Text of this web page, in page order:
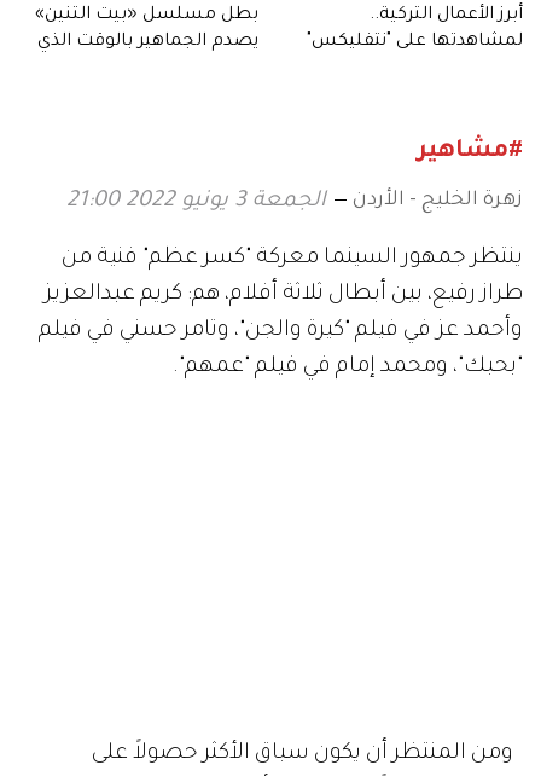
أبرز الأعمال التركية..
لمشاهدتها على "نتفليكس"
بطل مسلسل «بيت التنين»
يصدم الجماهير بالوقت الذي
#مشاهير
زهرة الخليج - الأردن الجمعة 3 يونيو 2022 21:00
ينتظر جمهور السينما معركة "كسر عظم" فنية من
طراز رفيع، بين أبطال ثلاثة أفلام، هم: كريم عبدالعزيز
وأحمد عز في فيلم "كيرة والجن"، وتامر حسني في فيلم
"بحبك"، ومحمد إمام في فيلم "عمهم".
ومن المنتظر أن يكون سباق الأكثر حصولاً على